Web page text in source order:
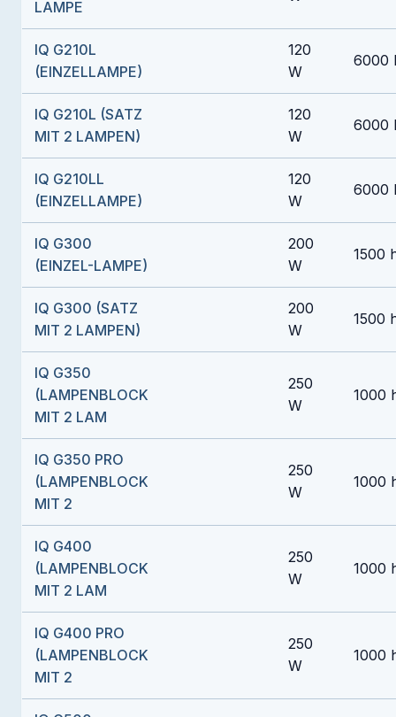
LAMPE
IQ G210L
(EINZELLAMPE)
120
W
6000
IQ G210L (SATZ
MIT 2 LAMPEN)
120
W
6000
IQ G210LL
(EINZELLAMPE)
120
W
6000
IQ G300
(EINZEL-LAMPE)
200
W
1500
IQ G300 (SATZ
MIT 2 LAMPEN)
200
W
1500
IQ G350
(LAMPENBLOCK
MIT 2 LAM
250
W
1000
IQ G350 PRO
(LAMPENBLOCK
MIT 2
250
W
1000
IQ G400
(LAMPENBLOCK
MIT 2 LAM
250
W
1000
IQ G400 PRO
(LAMPENBLOCK
MIT 2
250
W
1000